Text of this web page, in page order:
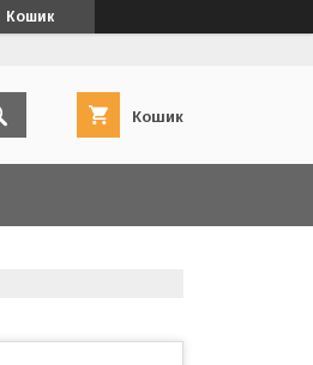
Кошик
Кошик